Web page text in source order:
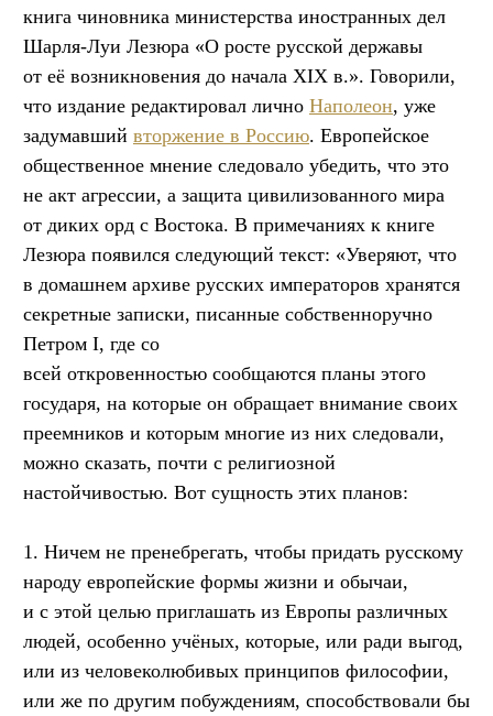
книга чиновника министерства иностранных дел
Шарля-Луи Лезюра «О росте русской державы
от её возникновения до начала XIX в.». Говорили,
что издание редактировал лично Наполеон, уже
задумавший вторжение в Россию. Европейское
общественное мнение следовало убедить, что это
не акт агрессии, а защита цивилизованного мира
от диких орд с Востока. В примечаниях к книге
Лезюра появился следующий текст: «Уверяют, что
в домашнем архиве русских императоров хранятся
секретные записки, писанные собственноручно
Петром I, где со
всей откровенностью сообщаются планы этого
государя, на которые он обращает внимание своих
преемников и которым многие из них следовали,
можно сказать, почти с религиозной
настойчивостью. Вот сущность этих планов:
1. Ничем не пренебрегать, чтобы придать русскому
народу европейские формы жизни и обычаи,
и с этой целью приглашать из Европы различных
людей, особенно учёных, которые, или ради выгод,
или из человеколюбивых принципов философии,
или же по другим побуждениям, способствовали бы